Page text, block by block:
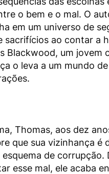
o bem e o mal. O
em um universo de
sacrifícios ao contar a
Blackwood, um jovem
o leva a um mundo
Thomas, aos dez
que sua vizinhança é
esquema de corrupção.
esse mal, ele acaba